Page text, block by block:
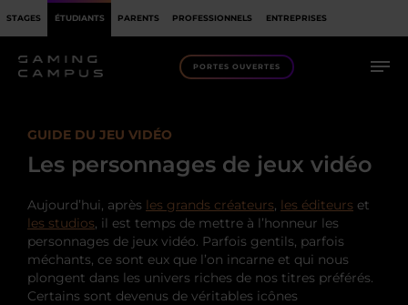
STAGES ÉTUDIANTS PARENTS PROFESSIONNELS ENTREPRISES
PORTES OUVERTES
GUIDE DU JEU VIDÉO
Les personnages de jeux vidéo
Aujourd’hui, après les grands créateurs, les éditeurs et
les studios, il est temps de mettre à l’honneur les
personnages de jeux vidéo. Parfois gentils, parfois
méchants, ce sont eux que l’on incarne et qui nous
plongent dans les univers riches de nos titres préférés.
Certains sont devenus de véritables icônes